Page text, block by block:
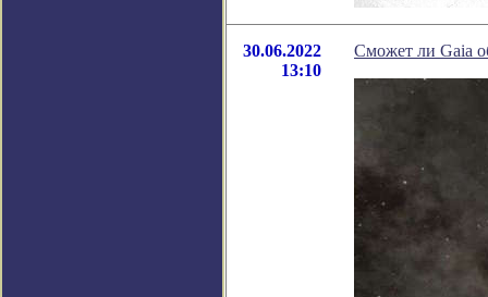
30.06.2022
13:10
Сможет ли Gaia